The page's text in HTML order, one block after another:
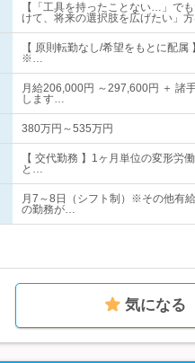
【「工具を持ったことない…」で
けて、将来の選択肢を広げたい」
【 原則転勤なし/希望をもとに配
※…
月給206,000円 ～297,600円 ＋ 諸
します…
380万円～535万円
【 交代勤務 】1ヶ月単位の変形
と…
月7～8日（シフト制）※その他有
の勤務が…
気になる